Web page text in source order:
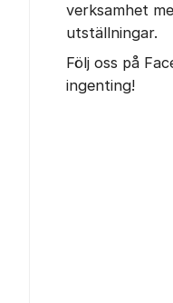
verksamhet
utställningar.
Följ oss på
ingenting!